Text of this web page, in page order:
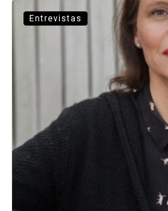
Entrevistas